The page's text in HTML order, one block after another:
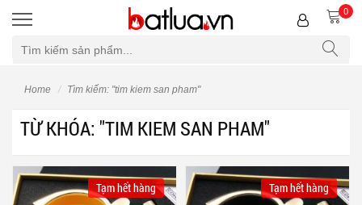
0
Home Tìm kiếm: "tim kiem san pham"
TỪ KHÓA: "TIM KIEM SAN PHAM"
Bộ lọc
Tạm hết hàng Tạm hết hàng